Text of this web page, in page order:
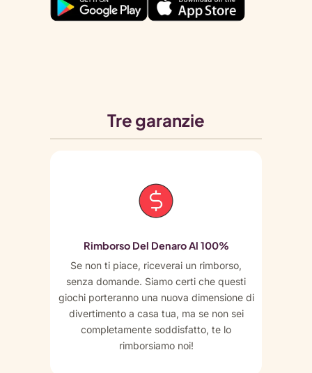
Tre garanzie
Rimborso Del Denaro Al 100%
Se non ti piace, riceverai un rimborso,
senza domande. Siamo certi che questi
giochi porteranno una nuova dimensione di
divertimento a casa tua, ma se non sei
completamente soddisfatto, te lo
rimborsiamo noi!